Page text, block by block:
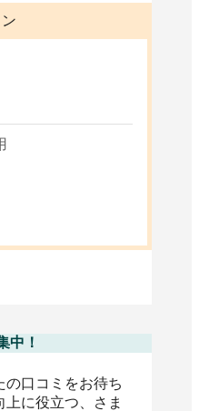
中！
の口コミをお待ち
上に役立つ、さま